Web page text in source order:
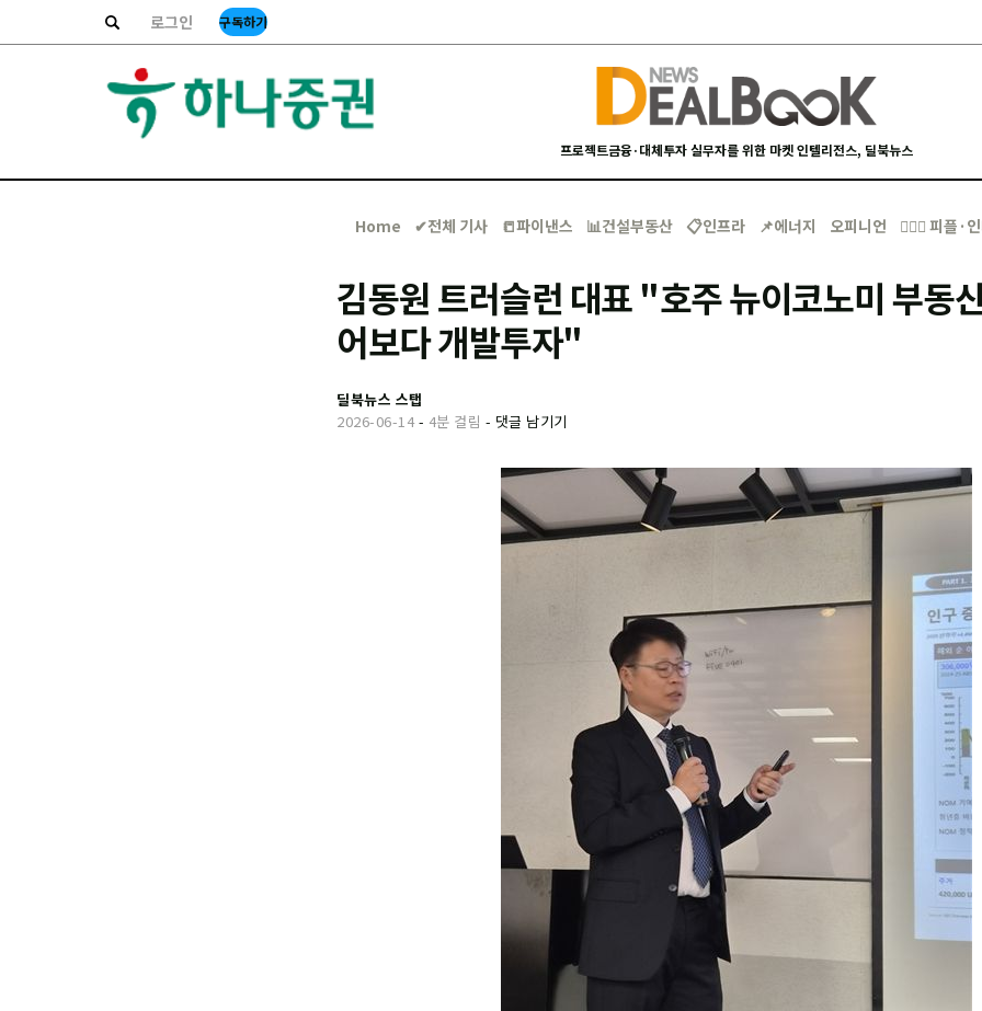
로그인 구독하기
프로젝트금융·대체투자 실무자를 위한 마켓 인텔리전스, 딜북뉴스
Home ✔︎전체 기사 📒파이낸스 📊건설부동산 📋인프라 📌에너지 오피니언 🙋🏻‍♂️ 피플·
김동원 트러슬런 대표 "호주 뉴이코노미 부동
어보다 개발투자"
딜북뉴스 스탭
2026-06-14- 4분 걸림 - 댓글 남기기